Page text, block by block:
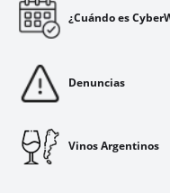
¿Cuándo es
Denuncias
Vinos Argentinos